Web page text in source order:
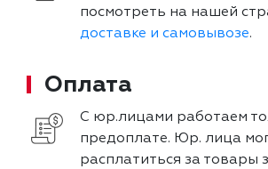
посмотреть на нашей
доставке и самовывозе.
Оплата
С юр.лицами работаем
предоплате. Юр. лица
расплатиться за товары